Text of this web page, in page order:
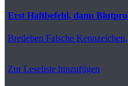
Erst Haftbefehl, dann
Bretleben Falsche
Zur Leseliste hinzufügen